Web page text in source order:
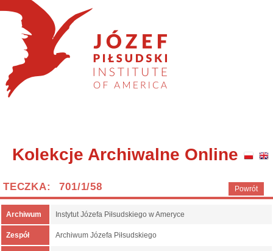
Kolekcje Archiwalne Online
Powrót
TECZKA: 701/1/58
Archiwum Instytut Józefa Piłsudskiego w Ameryce
Zespół Archiwum Józefa Piłsudskiego